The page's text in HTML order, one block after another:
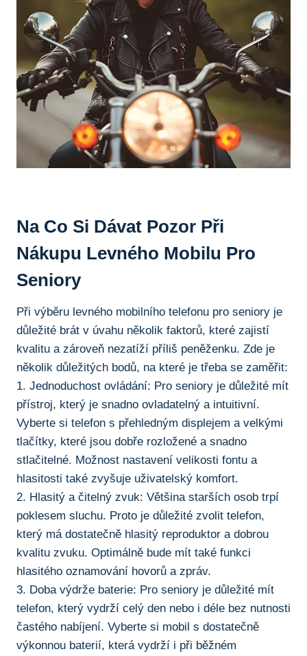
Na Co Si​ Dávat ⁢pozor Při
Nákupu Levného Mobilu Pro
Seniory
Při výběru levného mobilního telefonu pro seniory je
důležité brát v úvahu několik faktorů, které zajistí
⁢kvalitu a zároveň nezatíží příliš peněženku. Zde je
několik ⁤důležitých bodů, na ​které je třeba se zaměřit:
1.⁣ Jednoduchost ⁤ovládání: Pro seniory je důležité mít
⁢přístroj, který je snadno ovladatelný a intuitivní.
Vyberte si telefon s přehledným displejem a ⁣velkými
tlačítky, které jsou dobře ⁤rozložené a snadno
stlačitelné.⁣ Možnost nastavení velikosti fontu a
hlasitosti také zvyšuje ‌uživatelský komfort.
2. Hlasitý a čitelný zvuk: Většina starších osob trpí
poklesem⁣ sluchu. Proto je důležité zvolit telefon,
který má dostatečně hlasitý reproduktor a dobrou
kvalitu zvuku. Optimálně ‌bude mít také funkci
hlasitého​ oznamování hovorů⁤ a zpráv.
3. Doba výdrže baterie:⁢ Pro seniory je důležité mít
telefon, který⁤ vydrží ‌celý den nebo i déle bez nutnosti
častého nabíjení. Vyberte si mobil s dostatečně
výkonnou baterií, která ‌vydrží i při běžném